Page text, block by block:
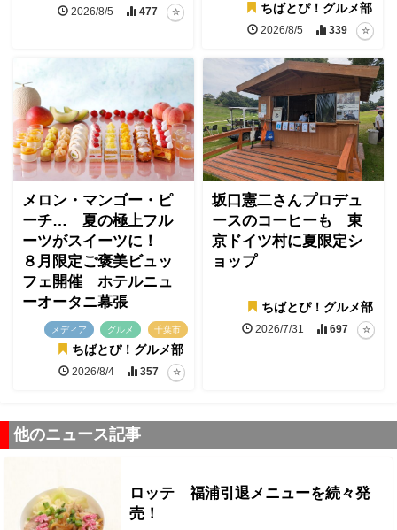
2026/8/5 477 ちばとぴ！グルメ部
2026/8/5 339
メロン・マンゴー・ピ
ーチ… 夏の極上フル
ーツがスイーツに！
８月限定ご褒美ビュッ
フェ開催 ホテルニュ
ーオータニ幕張
メディア グルメ 千葉市
ちばとぴ！グルメ部
2026/8/4 357
坂口憲二さんプロデュ
ースのコーヒーも 東
京ドイツ村に夏限定シ
ョップ
ちばとぴ！グルメ部
2026/7/31 697
他のニュース記事
ロッテ 福浦引退メニューを続々発
売！